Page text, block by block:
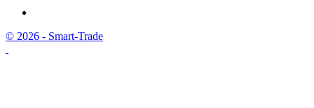
© 2026 - Smart-Trade